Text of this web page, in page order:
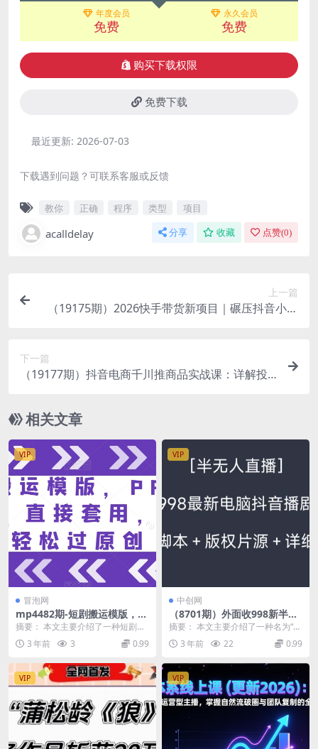
年度会员
免费
永久会员
免费
购买下载权限
免费下载
最近更新: 2026-07-03
下载遇到问题？可联系客服或反馈
教你 正确 程序 类型 项目
acalldelay 分享 收藏 点赞(0)
上一篇
（19175期）2026快手带货新项目｜碾压抖音小红
下一篇
（19177期）抖音电商千川推商品实战课：详解投
投流各类疑难
相关文章
VIP
冒泡网
mp4482期-短剧搬运模版，P
R竖版模板，直接套用，让你
轻松过原创(“PR竖版模板你的
短剧创作利器”)
摘要： 本文主要介绍了一种短剧搬
运模版，即PR竖版模板。这种模板
可以直接套用，使...
3 年前 3 0.99
VIP
中创网
（8701期）外面收998新半无
人直播电脑抖音播剧防违规
【全套脚本+版权片源+详细教
程】
摘要： 本文主要介绍了一种名为“外
面收998新半无人直播电脑抖音播
剧防违规”的直...
3 年前 22 0.99
VIP VIP